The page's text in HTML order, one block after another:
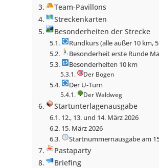
Team-Pavillons
Streckenkarten
Besonderheiten der Strecke
Rundkurs (alle außer 10 km,
Besonderheit erste Runde
Besonderheiten 10 km
Der Bogen
Der U-Turn
Der Waldweg
Startunterlagenausgabe
12., 13. und 14. März 2026
15. März 2026
Startnummernausgabe am
Pastaparty
Briefing